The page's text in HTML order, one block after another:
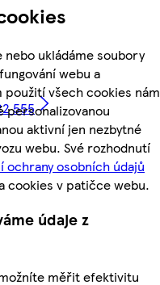
nebo ukládáme soubory
webu a
použití všech cookies nám
personalizovanou
aktivní jen nezbytné
webu. Své rozhodnutí
ochrany osobních údajů
cookies v patičce webu.
údaje z
měřit efektivitu
555